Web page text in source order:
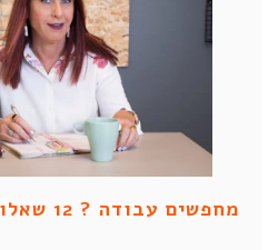
מחפשים עבודה ? 12 שאלות המפתח לעצמך..